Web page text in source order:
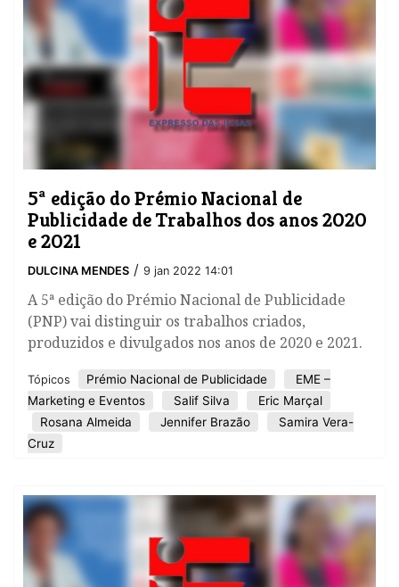
5ª edição do Prémio Nacional de
Publicidade de Trabalhos dos anos 2020
e 2021
DULCINA MENDES / 9 jan 2022 14:01
A 5ª edição do Prémio Nacional de Publicidade
(PNP) vai distinguir os trabalhos criados,
produzidos e divulgados nos anos de 2020 e 2021.
Tópicos Prémio Nacional de Publicidade
EME –
Marketing e Eventos
Salif Silva
Eric Marçal
Rosana Almeida
Jennifer Brazão
Samira Vera-
Cruz